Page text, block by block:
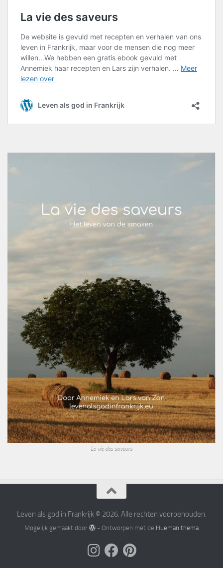
La vie des saveurs
Leven als god in Frankrijk © 2026. Alle rechten voorbehouden.
Mogelijk gemaakt door - Ontworpen met de Hueman thema